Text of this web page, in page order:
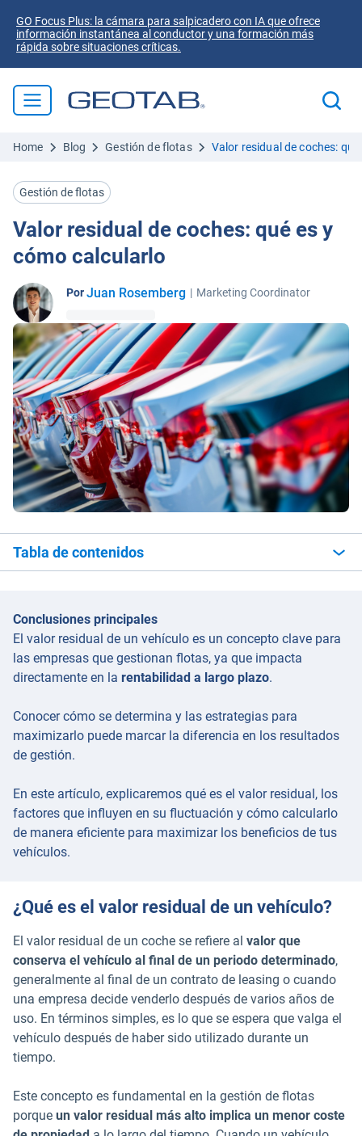
GO Focus Plus: la cámara para salpicadero con IA que ofrece
información instantánea al conductor y una formación más
rápida sobre situaciones críticas.
Home Blog Gestión de flotas Valor residual de coches:
Gestión de flotas
Valor residual de coches: qué es y
cómo calcularlo
PorJuan Rosemberg | Marketing Coordinator
Tabla de contenidos
Conclusiones principales
El valor residual de un vehículo es un concepto clave para
las empresas que gestionan flotas, ya que impacta
directamente en la rentabilidad a largo plazo.
Conocer cómo se determina y las estrategias para
maximizarlo puede marcar la diferencia en los resultados
de gestión.
En este artículo, explicaremos qué es el valor residual, los
factores que influyen en su fluctuación y cómo calcularlo
de manera eficiente para maximizar los beneficios de tus
vehículos.
¿Qué es el valor residual de un vehículo?
El valor residual de un coche se refiere al valor que
conserva el vehículo al final de un periodo determinado,
generalmente al final de un contrato de leasing o cuando
una empresa decide venderlo después de varios años de
uso. En términos simples, es lo que se espera que valga el
vehículo después de haber sido utilizado durante un
tiempo.
Este concepto es fundamental en la gestión de flotas
porque un valor residual más alto implica un menor coste